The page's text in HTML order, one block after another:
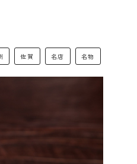
佐賀 名店 名物